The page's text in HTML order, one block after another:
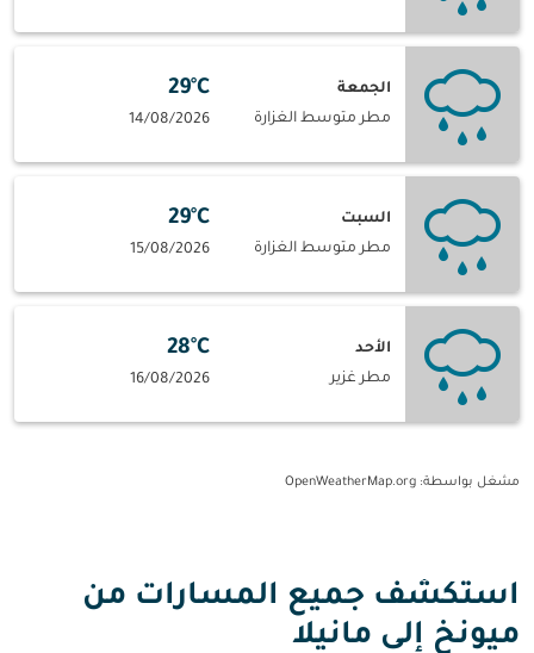
الجمعة
مطر متوسط الغزارة
29°C
14/08/2026
السبت
مطر متوسط الغزارة
29°C
15/08/2026
الأحد
مطر غزير
28°C
16/08/2026
مشغل بواسطة: OpenWeatherMap.org
استكشف جميع المسارات من
ميونخ إلى مانيلا